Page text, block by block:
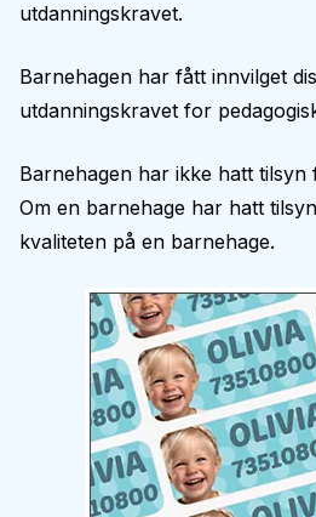
utdanningskravet.
Barnehagen har fått innvilget
utdanningskravet for
Barnehagen har ikke hatt tilsyn
Om en barnehage har hatt
kvaliteten på en barnehage.